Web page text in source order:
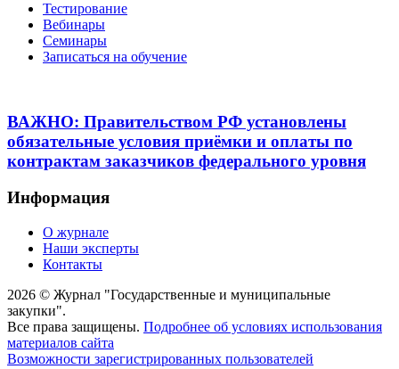
Тестирование
Вебинары
Семинары
Записаться на обучение
ВАЖНО: Правительством РФ установлены
обязательные условия приёмки и оплаты по
контрактам заказчиков федерального уровня
Информация
О журнале
Наши эксперты
Контакты
2026 © Журнал "Государственные и муниципальные
закупки".
Все права защищены. Подробнее об условиях использования
материалов сайта
Возможности зарегистрированных пользователей